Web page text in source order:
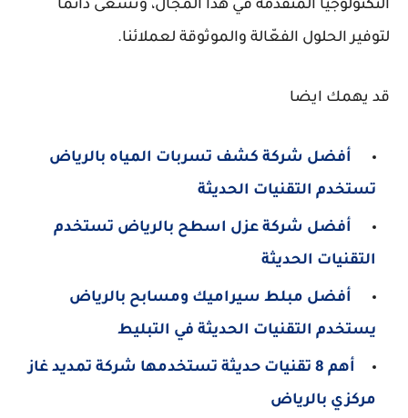
التكنولوجيا المتقدمة في هذا المجال، ونسعى دائمًا
لتوفير الحلول الفعّالة والموثوقة لعملائنا.
قد يهمك ايضا
أفضل شركة كشف تسربات المياه بالرياض
تستخدم التقنيات الحديثة
أفضل شركة عزل اسطح بالرياض تستخدم
التقنيات الحديثة
أفضل مبلط سيراميك ومسابح بالرياض
يستخدم التقنيات الحديثة في التبليط
أهم 8 تقنيات حديثة تستخدمها شركة تمديد غاز
مركزي بالرياض